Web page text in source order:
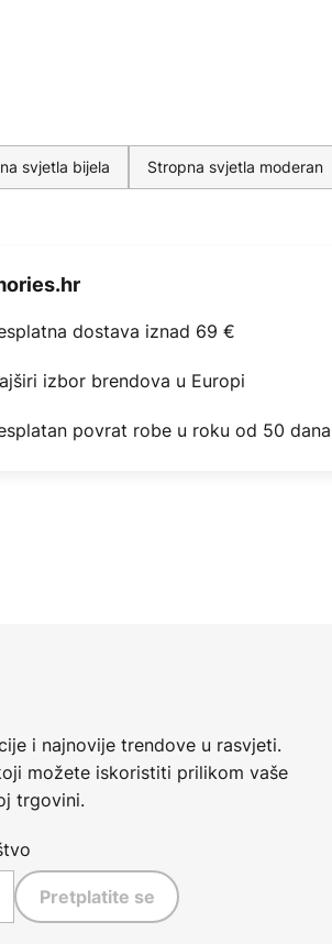
svjetla bijela Stropna svjetla moderan
dostava iznad 69 €
izbor brendova u Europi
povrat robe u roku od 50 dana
i najnovije trendove u rasvjeti.
možete iskoristiti prilikom vaše
trgovini.
Pretplatite se